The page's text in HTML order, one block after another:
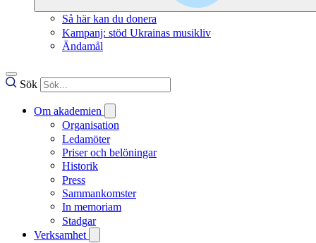
Så här kan du donera
Kampanj: stöd Ukrainas musikliv
Ändamål
Sök
Om akademien
Organisation
Ledamöter
Priser och belöningar
Historik
Press
Sammankomster
In memoriam
Stadgar
Verksamhet